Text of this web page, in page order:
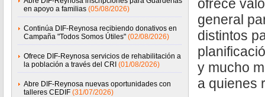
en apoyo a familias (05/08/2026)
Continúa DIF-Reynosa recibiendo donativos en
Campaña "Todos Somos Útiles" (02/08/2026)
Ofrece DIF-Reynosa servicios de rehabilitación a
la población a través del CRI (01/08/2026)
Abre DIF-Reynosa nuevas oportunidades con
talleres CEDIF (31/07/2026)
ofrece
general
distintos
y mucho
a quienes